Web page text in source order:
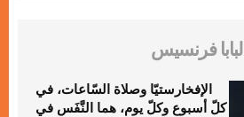
البابا فرنسيس
الإفخارستيّا وصلاة السّاعات، في
كلّ أسبوع وكلّ يوم، هما النَّفَس في